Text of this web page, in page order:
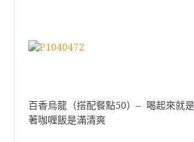
百香烏龍（搭配餐點50） –
喝起來就
著咖喱飯是滿清爽